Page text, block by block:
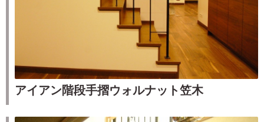
アイアン階段手摺ウォルナット笠木